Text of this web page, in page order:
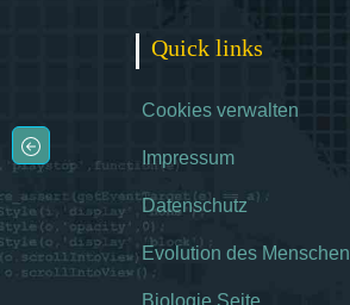
Quick links
Cookies verwalten
Impressum
Datenschutz
Evolution des Menschen
Biologie Seite